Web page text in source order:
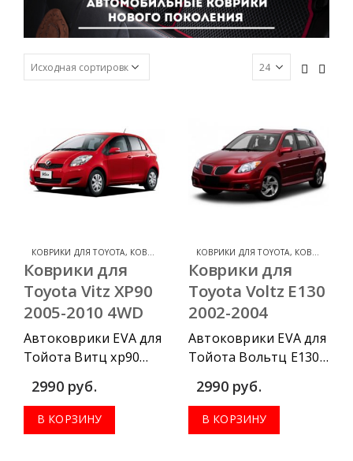
КОВРИКИ ДЛЯ TOYOTA, КОВРИКИ ДЛЯ TOYOTA VITZ
Коврики для
Toyota Vitz XP90
2005-2010 4WD
Автоковрики EVA для
Тойота Витц хр90
2005-2010 можно
приобрести в
комплектации:
водительский
2990 руб.
В КОРЗИНУ
КОВРИКИ ДЛЯ TOYOTA, КОВРИКИ ДЛЯ TOYOTA VOLTZ
Коврики для
Toyota Voltz E130
2002-2004
Автоковрики EVA для
Тойота Вольтц Е130
2002-2004 можно
приобрести в
комплектации:
водительский
2990 руб.
В КОРЗИНУ